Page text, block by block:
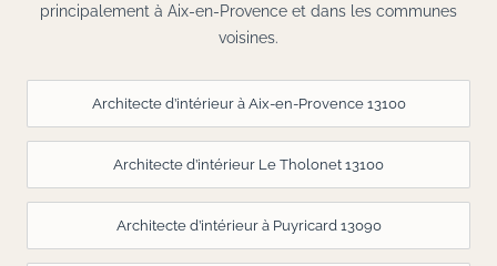
principalement à Aix-en-Provence et dans les communes
voisines.
Architecte d’intérieur à Aix-en-Provence 13100
Architecte d’intérieur Le Tholonet 13100
Architecte d’intérieur à Puyricard 13090